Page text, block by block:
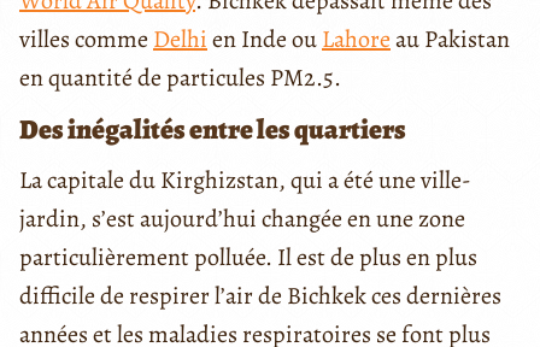
villes commeDelhien Inde ouLahoreau Pakistan
en quantité de particules PM2.5.
Des inégalités entre les quartiers
La capitale du Kirghizstan, qui a été une ville-
jardin, s’est aujourd’hui changée en une zone
particulièrement polluée. Il est de plus en plus
difficile de respirer l’air de Bichkek ces dernières
années et les maladies respiratoires se font plus